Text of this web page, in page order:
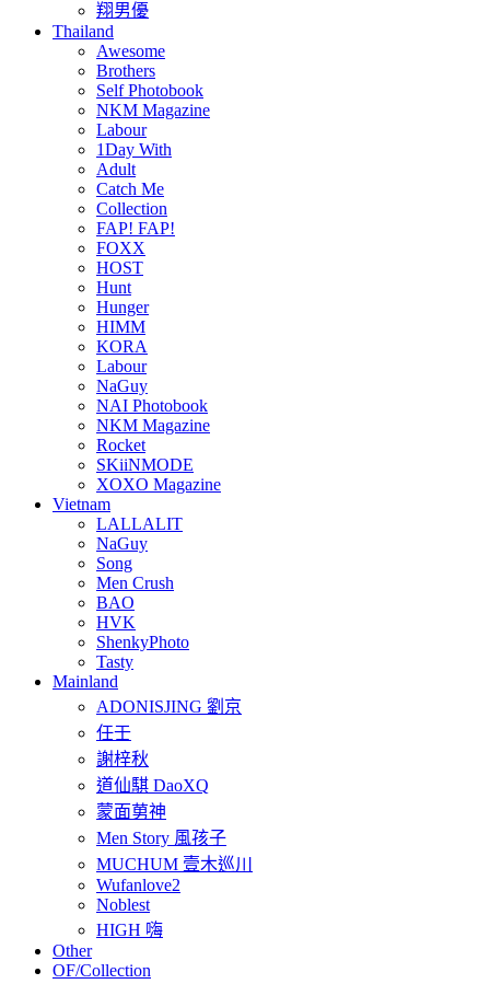
翔男優
Thailand
Awesome
Brothers
Self Photobook
NKM Magazine
Labour
1Day With
Adult
Catch Me
Collection
FAP! FAP!
FOXX
HOST
Hunt
Hunger
HIMM
KORA
Labour
NaGuy
NAI Photobook
NKM Magazine
Rocket
SKiiNMODE
XOXO Magazine
Vietnam
LALLALIT
NaGuy
Song
Men Crush
BAO
HVK
ShenkyPhoto
Tasty
Mainland
ADONISJING 劉京
任壬
謝梓秋
道仙騏 DaoXQ
蒙面莮神
Men Story 風孩子
MUCHUM 壹木巡川
Wufanlove2
Noblest
HIGH 嗨
Other
OF/Collection